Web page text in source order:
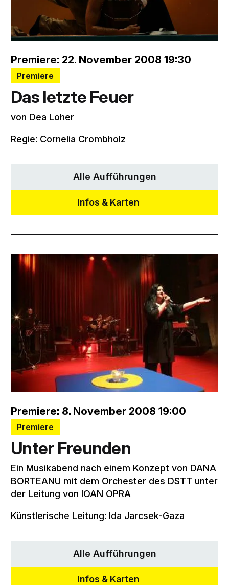
Premiere: 22. November 2008 19:30
Premiere
Das letzte Feuer
von Dea Loher
Regie: Cornelia Crombholz
Alle Aufführungen
Infos & Karten
Premiere: 8. November 2008 19:00
Premiere
Unter Freunden
Ein Musikabend nach einem Konzept von DANA
BORTEANU mit dem Orchester des DSTT unter
der Leitung von IOAN OPRA
Künstlerische Leitung: Ida Jarcsek-Gaza
Alle Aufführungen
Infos & Karten